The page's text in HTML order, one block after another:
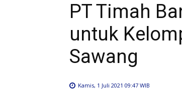
PT Timah
untuk
Sawang
Kamis, 1 Juli 2021 09:47 WIB